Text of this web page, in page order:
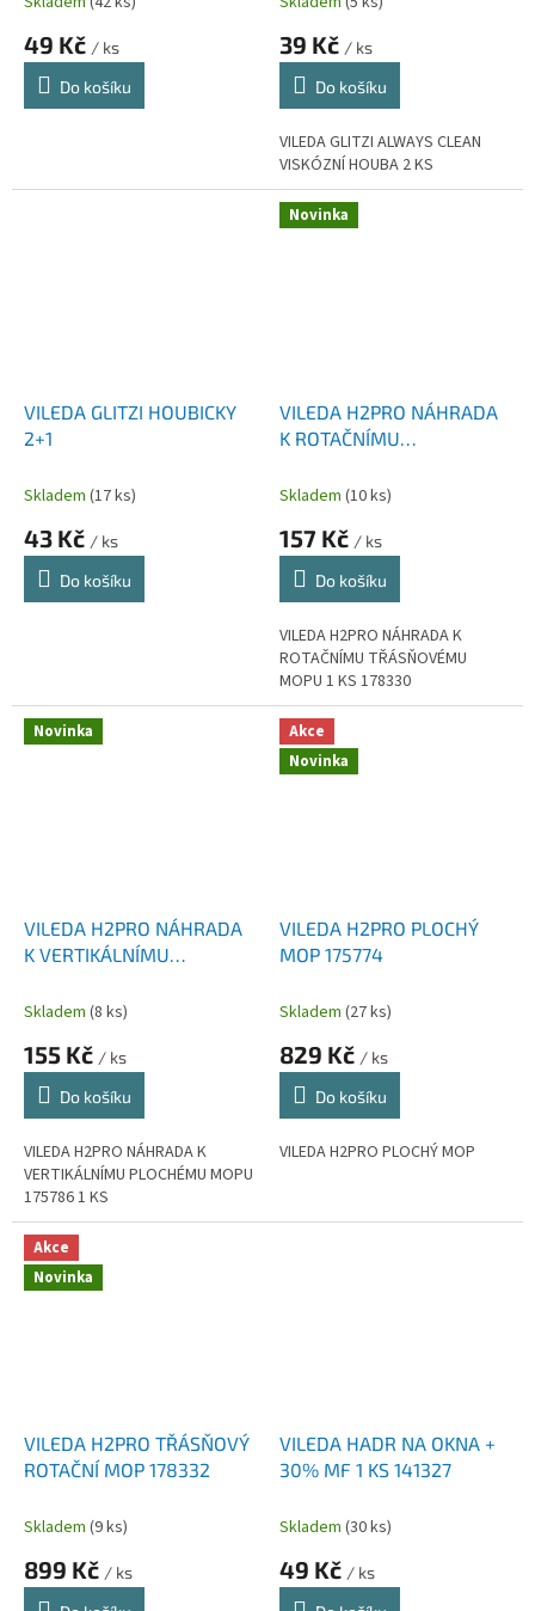
49 Kč / ks
Do košíku
39 Kč / ks
Do košíku
VILEDA GLITZI ALWAYS CLEAN
VISKÓZNÍ HOUBA 2 KS
VILEDA GLITZI HOUBICKY
2+1
Skladem (17 ks)
43 Kč / ks
Do košíku
Novinka
VILEDA H2PRO NÁHRADA
K ROTAČNÍMU
178330
Skladem (10 ks)
157 Kč / ks
Do košíku
VILEDA H2PRO NÁHRADA K
ROTAČNÍMU TŘÁSŇOVÉMU
MOPU 1 KS 178330
Novinka
VILEDA H2PRO NÁHRADA
K VERTIKÁLNÍMU
1 KS
Skladem (8 ks)
155 Kč / ks
Do košíku
VILEDA H2PRO NÁHRADA K
VERTIKÁLNÍMU PLOCHÉMU MOPU
175786 1 KS
Akce
Novinka
VILEDA H2PRO PLOCHÝ
MOP 175774
Skladem (27 ks)
829 Kč / ks
Do košíku
VILEDA H2PRO PLOCHÝ MOP
Akce
Novinka
VILEDA H2PRO TŘÁSŇOVÝ
ROTAČNÍ MOP 178332
Skladem (9 ks)
899 Kč / ks
VILEDA HADR NA OKNA +
30% MF 1 KS 141327
Skladem (30 ks)
49 Kč / ks